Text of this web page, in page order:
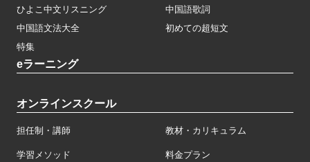
ひよこ中文リスニング
中国語歌詞
中国語文法大全
初めての超短文
特集
eラーニング
オンラインスクール
担任制・講師 教材・カリキュラム
学習メソッド 料金プラン